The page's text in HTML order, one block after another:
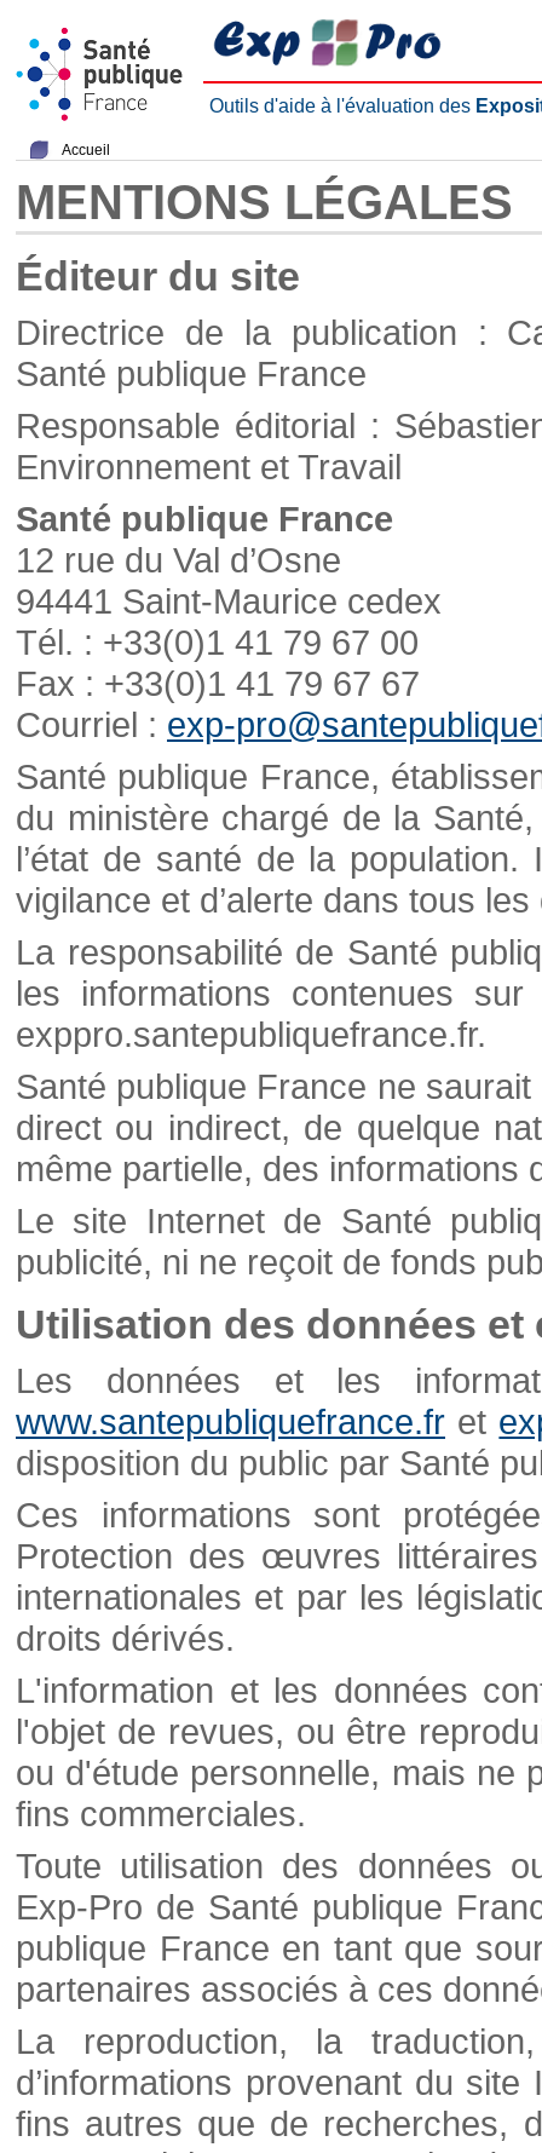
Outils d'aide à l'évaluation des
Accueil
MENTIONS LÉGALES
Éditeur du site
Directrice de la publication :
Santé publique France
Responsable éditorial :
Environnement et Travail
Santé publique France
12 rue du Val d’Osne
94441 Saint-Maurice cedex
Tél. : +33(0)1 41 79 67 00
Fax : +33(0)1 41 79 67 67
Courriel : exp-
Santé publique France,
du ministère chargé de la
l’état de santé de la
vigilance et d’alerte dans tous
La responsabilité de Santé
les informations contenues
exppro.santepubliquefrance.fr.
Santé publique France ne
direct ou indirect, de quelque
même partielle, des informations
Le site Internet de Santé
publicité, ni ne reçoit de fonds
Utilisation des données et
Les données et les
www.santepubliquefrance.fr et
disposition du public par Santé
Ces informations sont
Protection des œuvres
internationales et par les
droits dérivés.
L'information et les données
l'objet de revues, ou être
ou d'étude personnelle, mais ne
fins commerciales.
Toute utilisation des données
Exp-Pro de Santé publique
publique France en tant que
partenaires associés à ces
La reproduction, la
d’informations provenant du
fins autres que de recherches,